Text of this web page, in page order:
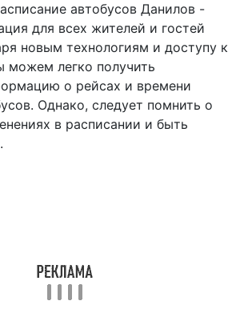
автобусов Данилов -
для всех жителей и гостей
новым технологиям и доступу к
легко получить
о рейсах и времени
Однако, следует помнить о
в расписании и быть